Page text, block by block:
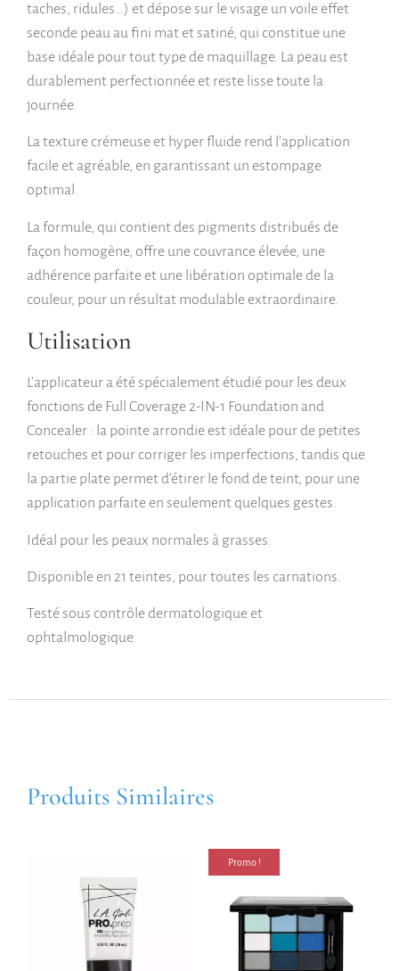
taches, ridules…) et dépose sur le visage un voile effet
seconde peau au fini mat et satiné, qui constitue une
base idéale pour tout type de maquillage. La peau est
durablement perfectionnée et reste lisse toute la
journée.
La texture crémeuse et hyper fluide rend l’application
facile et agréable, en garantissant un estompage
optimal.
La formule, qui contient des pigments distribués de
façon homogène, offre une couvrance élevée, une
adhérence parfaite et une libération optimale de la
couleur, pour un résultat modulable extraordinaire.
Utilisation
L’applicateur a été spécialement étudié pour les deux
fonctions de Full Coverage 2-IN-1 Foundation and
Concealer : la pointe arrondie est idéale pour de petites
retouches et pour corriger les imperfections, tandis que
la partie plate permet d’étirer le fond de teint, pour une
application parfaite en seulement quelques gestes.
Idéal pour les peaux normales à grasses.
Disponible en 21 teintes, pour toutes les carnations.
Testé sous contrôle dermatologique et
ophtalmologique.
Produits Similaires
Promo !